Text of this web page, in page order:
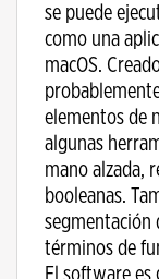
se puede
como una
macOS.
elementos de
algunas
mano alzada,
booleanas.
segmentación
términos de
El software es